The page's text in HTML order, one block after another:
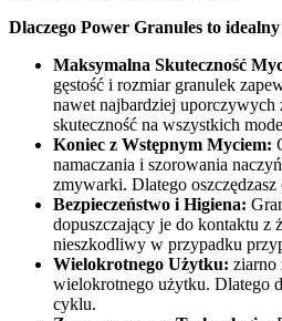
Dlaczego Power Granules to
Maksymalna Skuteczność
gęstość i rozmiar granulek
nawet najbardziej uporczywych
skuteczność na wszystkich
Koniec z Wstępnym Myciem:
namaczania i szorowania
zmywarki. Dlatego oszczędzasz
Bezpieczeństwo i Higiena:
dopuszczający je do kontaktu z
nieszkodliwy w przypadku
Wielokrotnego Użytku: ziarno
wielokrotnego użytku. Dlatego
cyklu.